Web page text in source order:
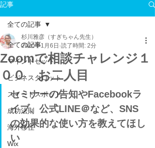
記事
全ての記事
マインドセット
ビジネスタロット
スイートスポット
成功法則
海外移住
Wix
全ての記事
Zoomで相談チャレンジ１
００ お二人目
杉川雅彦（すぎちゃん先生）
2020年1月6日 読了時間: 2分
セミナーの告知やFacebookラ
イブ、公式LINE＠など、SNS
の効果的な使い方を教えてほし
い